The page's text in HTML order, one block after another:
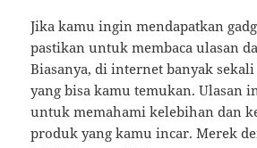
Jika kamu ingin mendapatkan
pastikan untuk membaca ulasan
Biasanya, di internet banyak
yang bisa kamu temukan. Ulasan
untuk memahami kelebihan dan
produk yang kamu incar. Merek